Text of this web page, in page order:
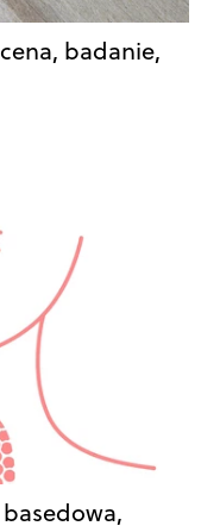
badanie,
basedowa,